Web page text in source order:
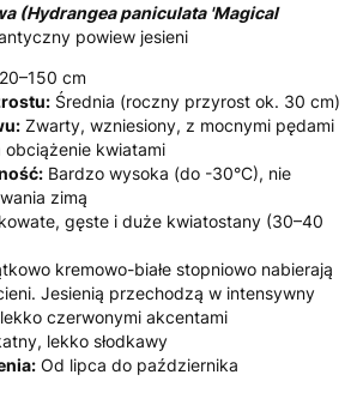
(Hydrangea paniculata 'Magical
powiew jesieni
cm
Średnia (roczny przyrost ok. 30 cm)
Zwarty, wzniesiony, z mocnymi pędami
obciążenie kwiatami
Bardzo wysoka (do -30°C), nie
zimą
gęste i duże kwiatostany (30–40
kremowo-białe stopniowo nabierają
Jesienią przechodzą w intensywny
czerwonymi akcentami
lekko słodkawy
Od lipca do października